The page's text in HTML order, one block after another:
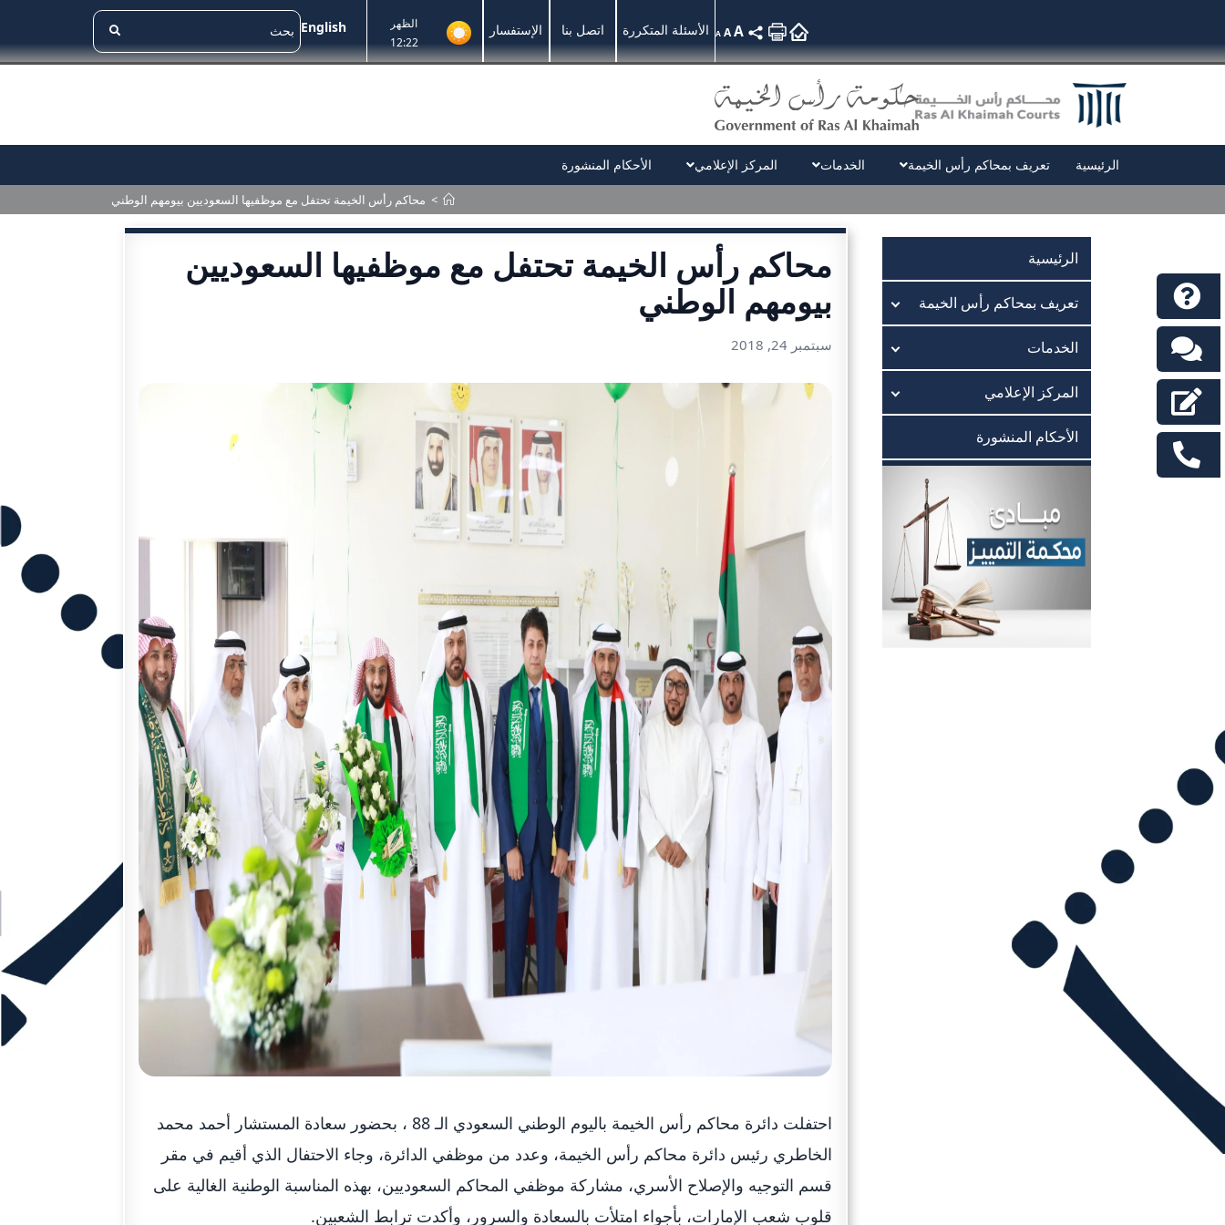
English
الظهر
12:22
الإستفسار اتصل بنا الأسئلة المتكررة A AA
الرئيسية تعريف بمحاكم رأس الخيمة الخدمات المركز الإعلامي الأحكام المنشورة
> محاكم رأس الخيمة تحتفل مع موظفيها السعوديين بيومهم الوطني
الرئيسية
تعريف بمحاكم رأس الخيمة
الخدمات
المركز الإعلامي
الأحكام المنشورة
محاكم رأس الخيمة تحتفل مع موظفيها السعوديين
بيومهم الوطني
سبتمبر 24, 2018
احتفلت دائرة محاكم رأس الخيمة باليوم الوطني السعودي الـ 88 ، بحضور سعادة المستشار أحمد محمد
الخاطري رئيس دائرة محاكم رأس الخيمة، وعدد من موظفي الدائرة، وجاء الاحتفال الذي أقيم في مقر
قسم التوجيه والإصلاح الأسري، مشاركة موظفي المحاكم السعوديين، بهذه المناسبة الوطنية الغالية على
قلوب شعب الإمارات، بأجواء امتلأت بالسعادة والسرور، وأكدت ترابط الشعبين.